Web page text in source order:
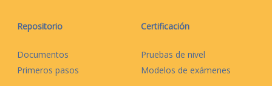
Repositorio
Documentos
Primeros pasos
Certificación
Pruebas de nivel
Modelos de exámenes